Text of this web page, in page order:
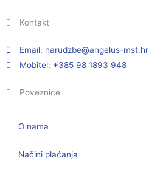
Kontakt
Email: rh.tsm-sulegna
@ebzduran
Mobitel: +385 98 1893 948
Poveznice
O nama
Načini plaćanja